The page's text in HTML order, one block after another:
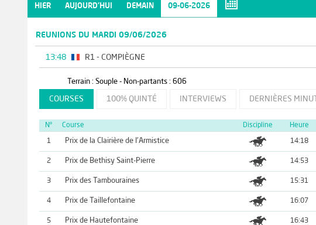
HIER AUJOURD'HUI DEMAIN 09-06-2026
REUNIONS DU MARDI 09/06/2026
13:48 R1 - COMPIÈGNE
Terrain : Souple - Non-partants : 606
COURSES 100% QUINTÉ INTERVIEWS DERNIÈRES
N° Course Discipline Heure
1 Prix de la Clairière de l'Armistice 14:18
2 Prix de Bethisy Saint-Pierre 14:53
3 Prix des Tambouraines 15:31
4 Prix de Taillefontaine 16:07
5 Prix de Hautefontaine 16:43